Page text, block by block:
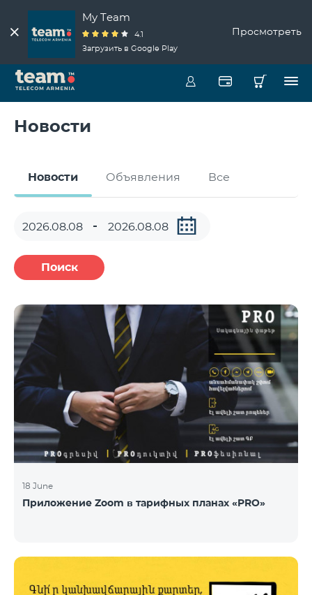
My Team
4.1
Загрузить в Google Play
Просмотреть
Новости
Новости Объявления Все
Поиск
18 June
Приложение Zoom в тарифных планах «PRO»